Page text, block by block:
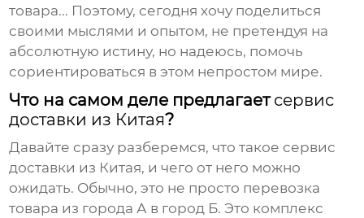
товара... Поэтому, сегодня хочу поделиться
своими мыслями и опытом, не претендуя на
абсолютную истину, но надеюсь, помочь
сориентироваться в этом непростом мире.
Что на самом деле предлагаетсервис
доставки из Китая?
Давайте сразу разберемся, что такое сервис
доставки из Китая, и чего от него можно
ожидать. Обычно, это не просто перевозка
товара из города А в город Б. Это комплекс